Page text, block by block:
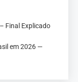
Final Explicado
em 2026 —